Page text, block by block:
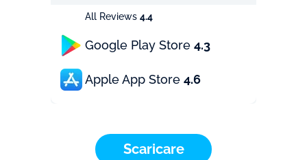
All Reviews 4.4
Google Play Store 4.3
Apple App Store 4.6
Scaricare